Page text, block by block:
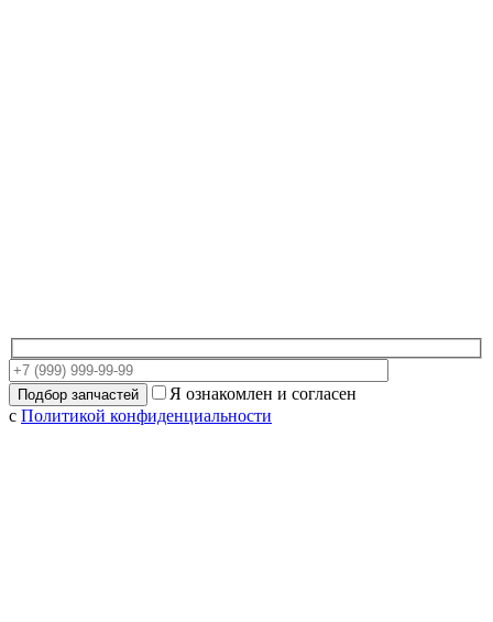
Я ознакомлен и согласен
с Политикой конфиденциальности